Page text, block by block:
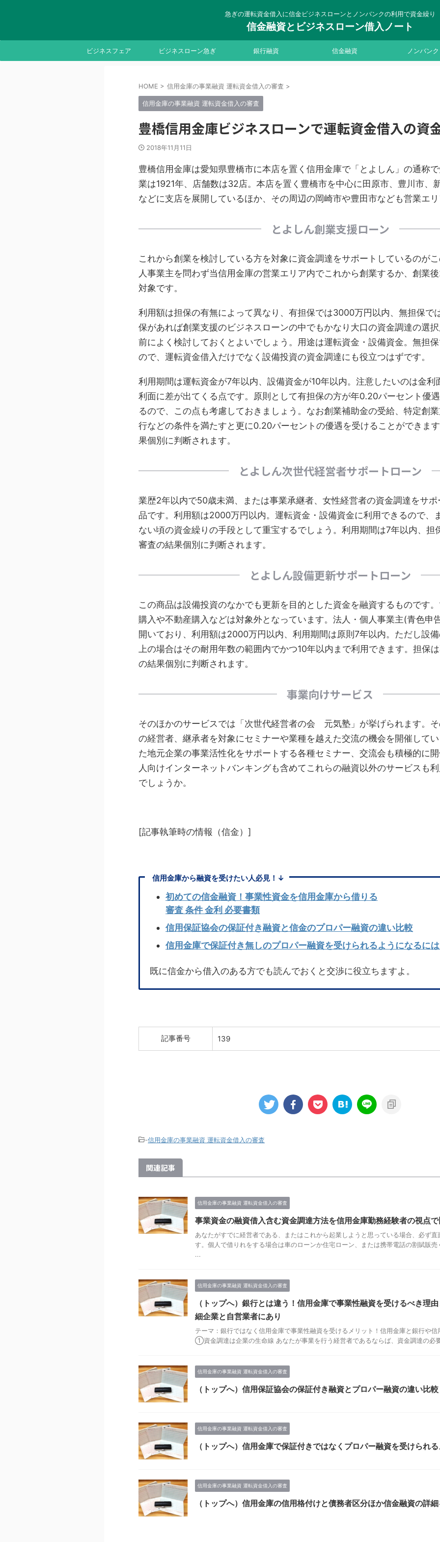
急ぎの運転資金借入に信金ビジネスローンとノンバンクの利用で資金繰り
信金融資とビジネスローン借入ノート
ビジネスフェア ビジネスローン急ぎ 銀行融資 信金融資 ノンバンク
HOME > 信用金庫の事業融資 運転資金借入の審査 >
信用金庫の事業融資 運転資金借入の審査
豊橋信用金庫ビジネスローンで運転資金借入の資
2018年11月11日
豊橋信用金庫は愛知県豊橋市に本店を置く信用金庫で「とよしん」の通称
業は1921年、店舗数は32店。本店を置く豊橋市を中心に田原市、豊川市、
などに支店を展開しているほか、その周辺の岡崎市や豊田市なども営業エ
とよしん創業支援ローン
これから創業を検討している方を対象に資金調達をサポートしているのが
人事業主を問わず当信用金庫の営業エリア内でこれから創業するか、創業
対象です。
利用額は担保の有無によって異なり、有担保では3000万円以内、無担保で
保があれば創業支援のビジネスローンの中でもかなり大口の資金調達の選
前によく検討しておくとよいでしょう。用途は運転資金・設備資金。無担
ので、運転資金借入だけでなく設備投資の資金調達にも役立つはずです。
利用期間は運転資金が7年以内、設備資金が10年以内。注意したいのは金利
利面に差が出てくる点です。原則として有担保の方が年0.20パーセント優
るので、この点も考慮しておきましょう。なお創業補助金の受給、特定創
行などの条件を満たすと更に0.20パーセントの優遇を受けることができま
果個別に判断されます。
とよしん次世代経営者サポートローン
業歴2年以内で50歳未満、または事業承継者、女性経営者の資金調達をサ
品です。利用額は2000万円以内。運転資金・設備資金に利用できるので、
ない頃の資金繰りの手段として重宝するでしょう。利用期間は7年以内、担
審査の結果個別に判断されます。
とよしん設備更新サポートローン
この商品は設備投資のなかでも更新を目的とした資金を融資するものです
購入や不動産購入などは対象外となっています。法人・個人事業主(青色申
開いており、利用額は2000万円以内、利用期間は原則7年以内。ただし設
上の場合はその耐用年数の範囲内でかつ10年以内まで利用できます。担保
の結果個別に判断されます。
事業向けサービス
そのほかのサービスでは「次世代経営者の会 元気塾」が挙げられます。
の経営者、継承者を対象にセミナーや業種を越えた交流の機会を開催して
た地元企業の事業活性化をサポートする各種セミナー、交流会も積極的に
人向けインターネットバンキングも含めてこれらの融資以外のサービスも
でしょうか。
[記事執筆時の情報（信金）]
信用金庫から融資を受けたい人必見！↓
初めての信金融資！事業性資金を信用金庫から借りる
審査 条件 金利 必要書類
信用保証協会の保証付き融資と信金のプロパー融資の違い比較
信用金庫で保証付き無しのプロパー融資を受けられるようになるに
既に信金から借入のある方でも読んでおくと交渉に役立ちますよ。
記事番号 139
-信用金庫の事業融資 運転資金借入の審査
関連記事
信用金庫の事業融資 運転資金借入の審査
事業資金の融資借入含む資金調達方法を信用金庫勤務経験者の視点
あなたがすでに経営者である、またはこれから起業しようと思っている場合、必ず
す。個人で借りれをする場合は車のローンか住宅ローン、または携帯電話の割賦販
...
信用金庫の事業融資 運転資金借入の審査
（トップへ）銀行とは違う！信用金庫で事業性融資を受けるべき理
細企業と自営業者にあり
テーマ：銀行ではなく信用金庫で事業性融資を受けるメリット！信用金庫と銀行や
①資金調達は企業の生命線 あなたが事業を行う経営者であるならば、資金調達の必
信用金庫の事業融資 運転資金借入の審査
（トップへ）信用保証協会の保証付き融資とプロパー融資の違い比較
信用金庫の事業融資 運転資金借入の審査
（トップへ）信用金庫で保証付きではなくプロパー融資を受けられ
信用金庫の事業融資 運転資金借入の審査
（トップへ）信用金庫の信用格付けと債務者区分ほか信金融資の詳